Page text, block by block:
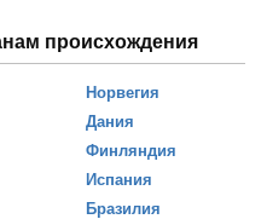
происхождения
Норвегия
Дания
Финляндия
Испания
Бразилия